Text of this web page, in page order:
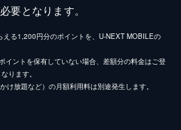
要となります。
える1,200円分のポイントを、U-NEXT MOBILEの
イントを保有していない場合、差額分の料金はご登
ります。
け放題など）の月額利用料は別途発生します。